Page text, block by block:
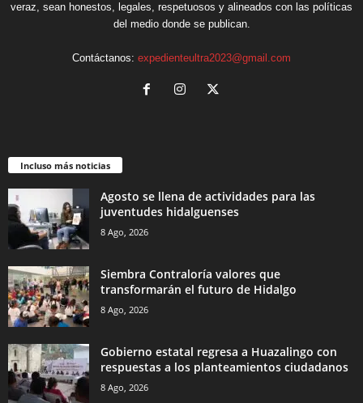
veraz, sean honestos, legales, respetuosos y alineados con las políticas
del medio donde se publican.
Contáctanos: expedienteultra2023@gmail.com
Incluso más noticias
Agosto se llena de actividades para las
juventudes hidalguenses
8 Ago, 2026
Siembra Contraloría valores que
transformarán el futuro de Hidalgo
8 Ago, 2026
Gobierno estatal regresa a Huazalingo con
respuestas a los planteamientos ciudadanos
8 Ago, 2026